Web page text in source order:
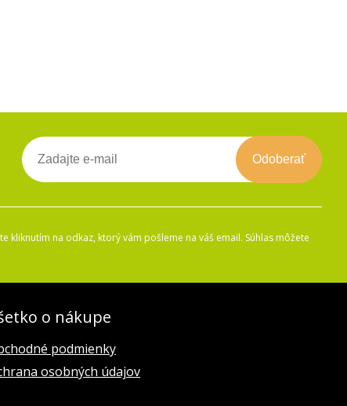
Odoberať
na odkaz, ktorý vám pošleme na váš email. Súhlas môžete
o nákupe
podmienky
osobných údajov